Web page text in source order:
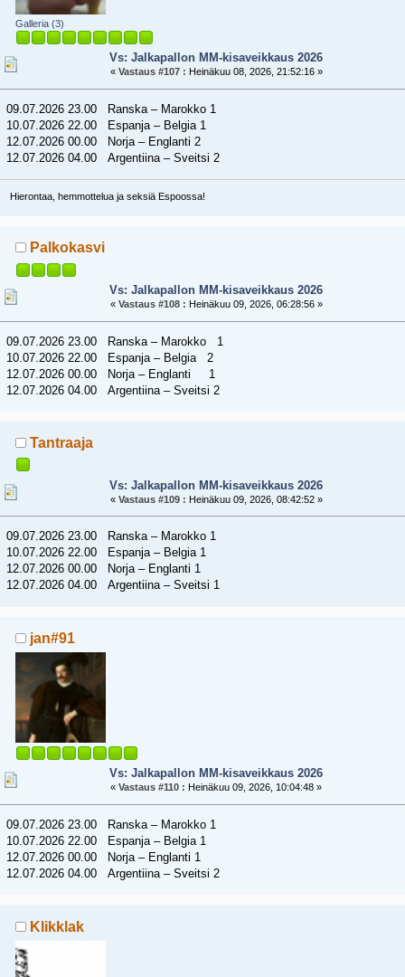
Galleria (3)
Vs: Jalkapallon MM-kisaveikkaus 2026
« Vastaus #107 : Heinäkuu 08, 2026, 21:52:16 »
09.07.2026 23.00 Ranska – Marokko 1
10.07.2026 22.00 Espanja – Belgia 1
12.07.2026 00.00 Norja – Englanti 2
12.07.2026 04.00 Argentiina – Sveitsi 2
Hierontaa, hemmottelua ja seksiä Espoossa!
Palkokasvi
Vs: Jalkapallon MM-kisaveikkaus 2026
« Vastaus #108 : Heinäkuu 09, 2026, 06:28:56 »
09.07.2026 23.00 Ranska – Marokko 1
10.07.2026 22.00 Espanja – Belgia 2
12.07.2026 00.00 Norja – Englanti 1
12.07.2026 04.00 Argentiina – Sveitsi 2
Tantraaja
Vs: Jalkapallon MM-kisaveikkaus 2026
« Vastaus #109 : Heinäkuu 09, 2026, 08:42:52 »
09.07.2026 23.00 Ranska – Marokko 1
10.07.2026 22.00 Espanja – Belgia 1
12.07.2026 00.00 Norja – Englanti 1
12.07.2026 04.00 Argentiina – Sveitsi 1
jan#91
Vs: Jalkapallon MM-kisaveikkaus 2026
«Vastaus #110 : Heinäkuu 09, 2026, 10:04:48 »
09.07.2026 23.00 Ranska – Marokko 1
10.07.2026 22.00 Espanja – Belgia 1
12.07.2026 00.00 Norja – Englanti 1
12.07.2026 04.00 Argentiina – Sveitsi 2
Klikklak